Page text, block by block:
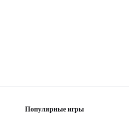
Популярные игры